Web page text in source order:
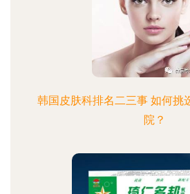
韩国皮肤科排名二三事 如何挑
院？